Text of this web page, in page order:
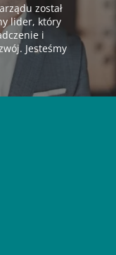
został
lider, który
i
Jesteśmy
adres